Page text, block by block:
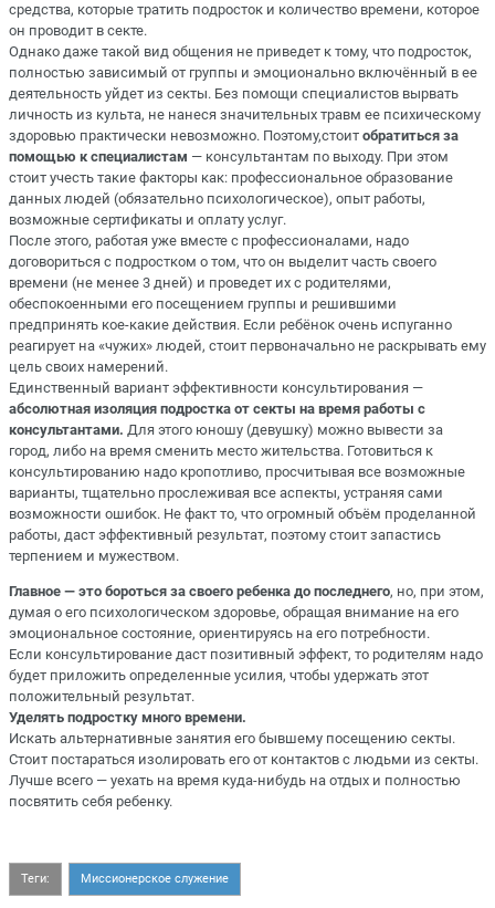
средства, которые тратить подросток и количество времени, которое
он проводит в секте.
Однако даже такой вид общения не приведет к тому, что подросток,
полностью зависимый от группы и эмоционально включённый в ее
деятельность уйдет из секты. Без помощи специалистов вырвать
личность из культа, не нанеся значительных травм ее психическому
здоровью практически невозможно. Поэтому,стоит обратиться за
помощью к специалистам — консультантам по выходу. При этом
стоит учесть такие факторы как: профессиональное образование
данных людей (обязательно психологическое), опыт работы,
возможные сертификаты и оплату услуг.
После этого, работая уже вместе с профессионалами, надо
договориться с подростком о том, что он выделит часть своего
времени (не менее 3 дней) и проведет их с родителями,
обеспокоенными его посещением группы и решившими
предпринять кое-какие действия. Если ребёнок очень испуганно
реагирует на «чужих» людей, стоит первоначально не раскрывать ему
цель своих намерений.
Единственный вариант эффективности консультирования —
абсолютная изоляция подростка от секты на время работы с
консультантами. Для этого юношу (девушку) можно вывести за
город, либо на время сменить место жительства. Готовиться к
консультированию надо кропотливо, просчитывая все возможные
варианты, тщательно прослеживая все аспекты, устраняя сами
возможности ошибок. Не факт то, что огромный объём проделанной
работы, даст эффективный результат, поэтому стоит запастись
терпением и мужеством.
Главное — это бороться за своего ребенка до последнего, но, при этом,
думая о его психологическом здоровье, обращая внимание на его
эмоциональное состояние, ориентируясь на его потребности.
Если консультирование даст позитивный эффект, то родителям надо
будет приложить определенные усилия, чтобы удержать этот
положительный результат.
Уделять подростку много времени.
Искать альтернативные занятия его бывшему посещению секты.
Стоит постараться изолировать его от контактов с людьми из секты.
Лучше всего — уехать на время куда-нибудь на отдых и полностью
посвятить себя ребенку.
Теги: Миссионерское служение